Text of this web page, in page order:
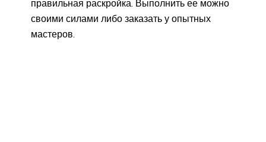
правильная раскройка. Выполнить ее можно
своими силами либо заказать у опытных
мастеров.